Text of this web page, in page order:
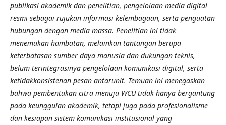
publikasi akademik dan penelitian, pengelolaan media digital
resmi sebagai rujukan informasi kelembagaan, serta penguatan
hubungan dengan media massa. Penelitian ini tidak
menemukan hambatan, melainkan tantangan berupa
keterbatasan sumber daya manusia dan dukungan teknis,
belum terintegrasinya pengelolaan komunikasi digital, serta
ketidakkonsistenan pesan antarunit. Temuan ini menegaskan
bahwa pembentukan citra menuju WCU tidak hanya bergantung
pada keunggulan akademik, tetapi juga pada profesionalisme
dan kesiapan sistem komunikasi institusional yang